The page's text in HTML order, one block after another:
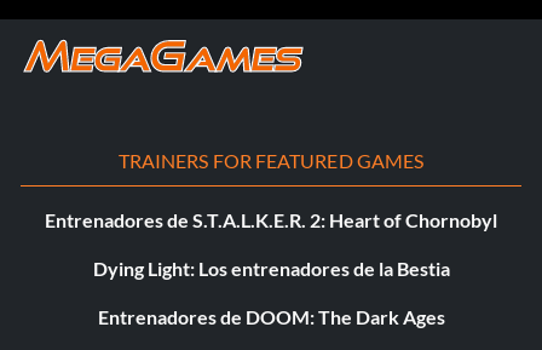
TRAINERS FOR FEATURED GAMES
Entrenadores de S.T.A.L.K.E.R. 2: Heart of Chornobyl
Dying Light: Los entrenadores de la Bestia
Entrenadores de DOOM: The Dark Ages